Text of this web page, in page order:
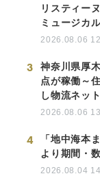
リスティー
ミュージカ
2026.08.06
3
神奈川県厚
点が稼働～
し物流ネッ
2026.08.06
4
「地中海本
より期間・
2026.08.04